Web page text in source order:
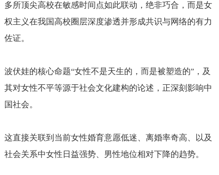
多所顶尖高校在敏感时间点如此联动，绝非巧合，而是女
权主义在我国高校圈层深度渗透并形成共识与网络的有力
佐证。
波伏娃的核心命题“女性不是天生的，而是被塑造的”，及
其对女性不平等源于社会文化建构的论述，正深刻影响中
国社会。
这直接关联到当前女性婚育意愿低迷、离婚率奇高、以及
社会关系中女性日益强势、男性地位相对下降的趋势。